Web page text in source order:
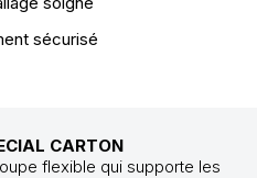
sécurisé
CARTON
flexible qui supporte les